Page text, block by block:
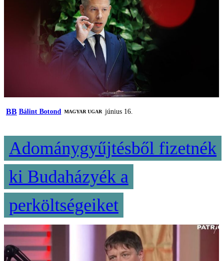
BB Bálint Botond MAGYAR UGAR június 16.
Adománygyűjtésből fizetnék
ki Budaházyék a
perköltségeiket